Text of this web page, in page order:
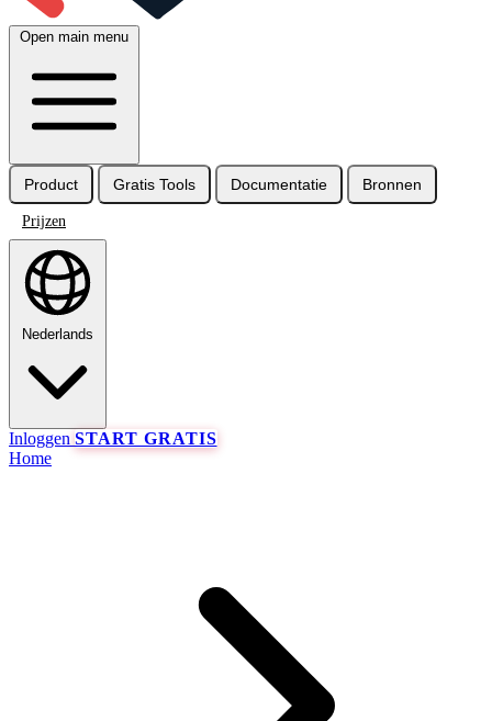
Open main menu
Product Gratis Tools Documentatie Bronnen
Prijzen
Nederlands
Inloggen START GRATIS
Home